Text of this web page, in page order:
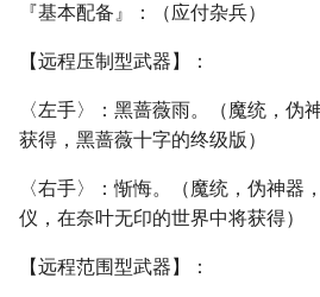
『基本配备』：（应付杂兵）
【远程压制型武器】：
〈左手〉：黑蔷薇雨。（魔统，伪
获得，黑蔷薇十字的终级版）
〈右手〉：惭悔。（魔统，伪神器
仪，在奈叶无印的世界中将获得）
【远程范围型武器】：